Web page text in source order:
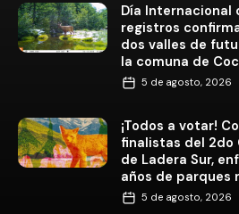
Día Internacional
registros
dos valles de
la comuna de
5 de agosto, 2026
¡Todos a votar!
finalistas del 2do
de Ladera Sur,
años de parques
5 de agosto, 2026